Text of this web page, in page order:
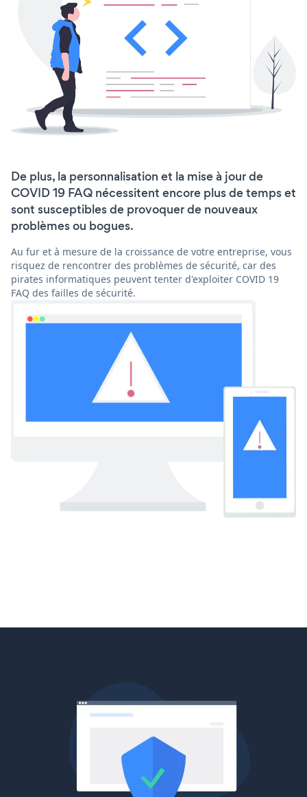
De plus, la personnalisation et la mise à jour de
COVID 19 FAQ nécessitent encore plus de temps et
sont susceptibles de provoquer de nouveaux
problèmes ou bogues.
Au fur et à mesure de la croissance de votre entreprise, vous
risquez de rencontrer des problèmes de sécurité, car des
pirates informatiques peuvent tenter d'exploiter COVID 19
FAQ des failles de sécurité.